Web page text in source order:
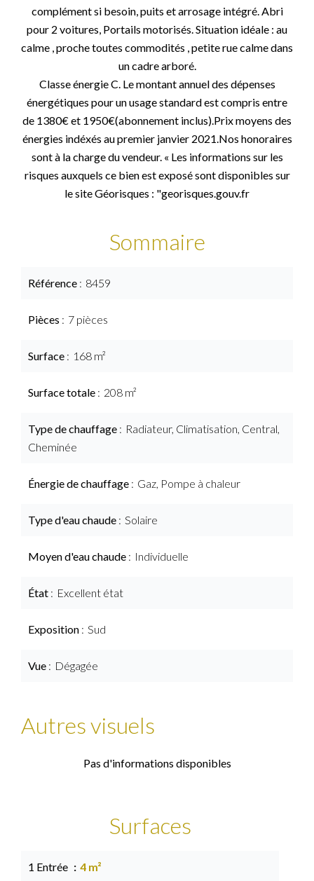
complément si besoin, puits et arrosage intégré. Abri
pour 2 voitures, Portails motorisés. Situation idéale : au
calme , proche toutes commodités , petite rue calme dans
un cadre arboré.
Classe énergie C. Le montant annuel des dépenses
énergétiques pour un usage standard est compris entre
de 1380€ et 1950€(abonnement inclus).Prix moyens des
énergies indéxés au premier janvier 2021.Nos honoraires
sont à la charge du vendeur. « Les informations sur les
risques auxquels ce bien est exposé sont disponibles sur
le site Géorisques : "georisques.gouv.fr
Sommaire
Référence 8459
Pièces 7 pièces
Surface 168 m²
Surface totale 208 m²
Type de chauffage
Radiateur, Climatisation, Central,
Cheminée
Énergie de chauffage Gaz, Pompe à chaleur
Type d'eau chaude Solaire
Moyen d'eau chaude Individuelle
État Excellent état
Exposition Sud
Vue Dégagée
Autres visuels
Pas d'informations disponibles
Surfaces
1 Entrée 4 m²